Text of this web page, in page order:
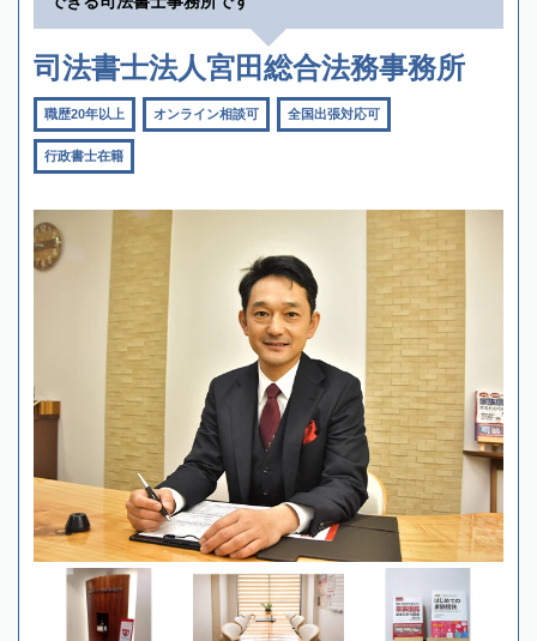
司法書士法人宮田総合法務事務所
職歴20年以上 オンライン相談可 全国出張対応可
行政書士在籍